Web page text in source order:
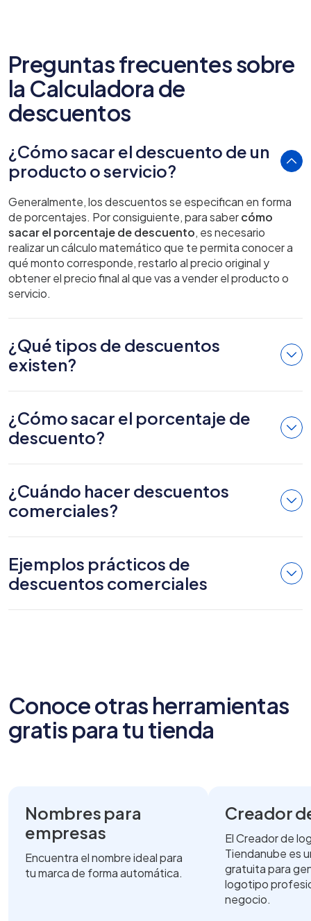
Preguntas frecuentes sobre
la Calculadora de
descuentos
¿Cómo sacar el descuento de un
producto o servicio?
Generalmente, los descuentos se especifican en forma
de porcentajes. Por consiguiente, para sabercómo
sacar el porcentaje de descuento, es necesario
realizar un cálculo matemático que te permita conocer a
qué monto corresponde, restarlo al precio original y
obtener el precio final al que vas a vender el producto o
servicio.
¿Qué tipos de descuentos
existen?
¿Cómo sacar el porcentaje de
descuento?
¿Cuándo hacer descuentos
comerciales?
Ejemplos prácticos de
descuentos comerciales
Conoce otras herramientas
gratis para tu tienda
Nombres para
empresas
Encuentra el nombre ideal para
tu marca de forma automática.
Creador
El Creador de
Tiendanube es
gratuita para
logotipo
negocio.